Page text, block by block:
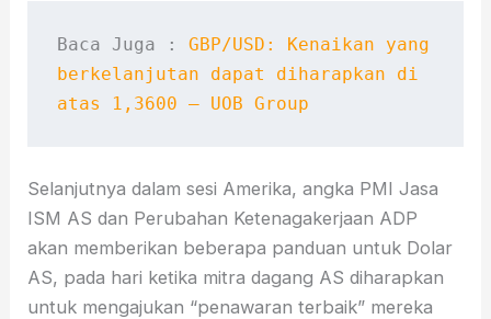
Baca Juga : GBP/USD: Kenaikan yang
berkelanjutan dapat diharapkan di
atas 1,3600 – UOB Group
Selanjutnya dalam sesi Amerika, angka PMI Jasa
ISM AS dan Perubahan Ketenagakerjaan ADP
akan memberikan beberapa panduan untuk Dolar
AS, pada hari ketika mitra dagang AS diharapkan
untuk mengajukan “penawaran terbaik” mereka